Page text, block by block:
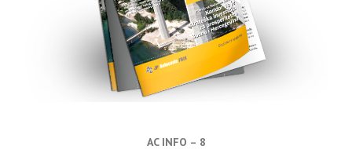
AC INFO – 8